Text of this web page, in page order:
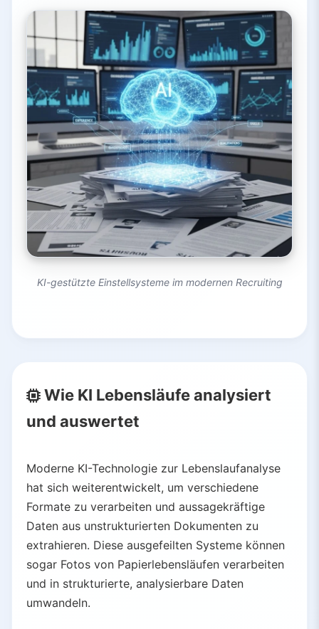
KI-gestützte Einstellsysteme im modernen Recruiting
Wie KI Lebensläufe analysiert
und auswertet
Moderne KI-Technologie zur Lebenslaufanalyse
hat sich weiterentwickelt, um verschiedene
Formate zu verarbeiten und aussagekräftige
Daten aus unstrukturierten Dokumenten zu
extrahieren. Diese ausgefeilten Systeme können
sogar Fotos von Papierlebensläufen verarbeiten
und in strukturierte, analysierbare Daten
umwandeln.